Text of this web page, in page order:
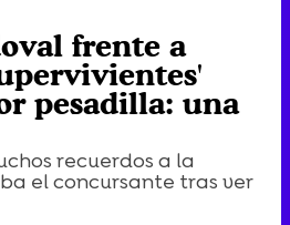
frente a
pesadilla: una
recuerdos a la
el concursante tras ver